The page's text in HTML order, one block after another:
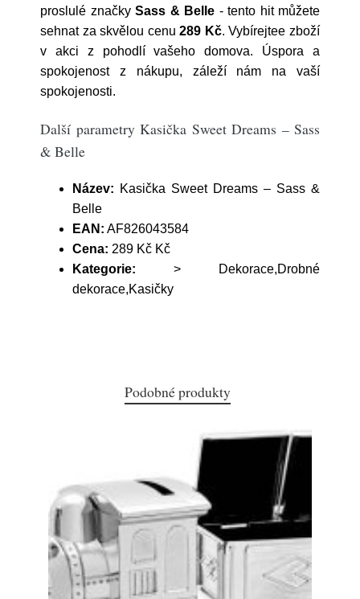
proslulé značky Sass & Belle - tento hit můžete
sehnat za skvělou cenu289 Kč. Vybírejtee zboží
v akci z pohodlí vašeho domova. Úspora a
spokojenost z nákupu, záleží nám na vaší
spokojenosti.
Další parametry Kasička Sweet Dreams – Sass
& Belle
Název: Kasička Sweet Dreams – Sass &
Belle
EAN: AF826043584
Cena: 289 Kč Kč
Kategorie: > Dekorace,Drobné
dekorace,Kasičky
Podobné produkty